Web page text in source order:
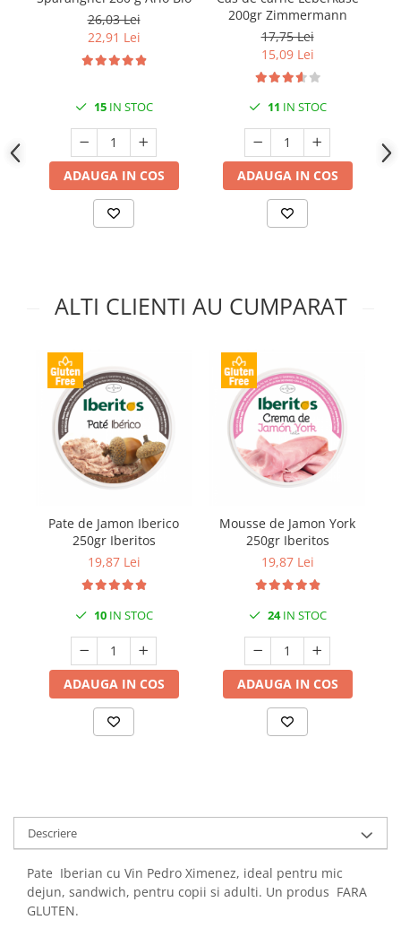
26,03 Lei
22,91 Lei
15IN STOC
ADAUGA IN COS
200gr Zimmermann
17,75 Lei
15,09 Lei
11 IN STOC
ADAUGA IN COS
ALTI CLIENTI AU CUMPARAT
Pate de Jamon Iberico
250gr Iberitos
19,87 Lei
10IN STOC
ADAUGA IN COS
Mousse de Jamon York
250gr Iberitos
19,87 Lei
24IN STOC
ADAUGA IN COS
Descriere
Pate Iberian cu Vin Pedro Ximenez, ideal pentru mic
dejun, sandwich, pentru copii si adulti. Un produs FARA
GLUTEN.